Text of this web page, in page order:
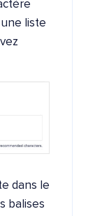
liste
dans le
balises